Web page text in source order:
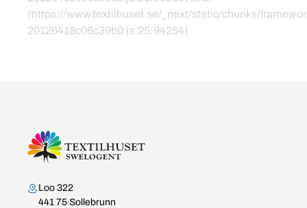
(https://www.textilhuset.se/_next/static/chunks/
20126418c06c39b0.js:25:94254)
Kontakta oss
Loo 322
441 75 Sollebrunn